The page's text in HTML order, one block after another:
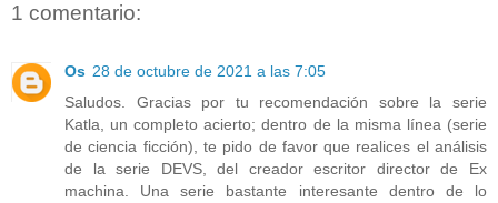
1 comentario:
Os 28 de octubre de 2021 a las 7:05
Saludos. Gracias por tu recomendación sobre la serie
Katla, un completo acierto; dentro de la misma línea (serie
de ciencia ficción), te pido de favor que realices el análisis
de la serie DEVS, del creador escritor director de Ex
machina. Una serie bastante interesante dentro de lo